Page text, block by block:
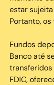
estar
Portanto,
Fundos
Banco até
transferidos
FDIC,